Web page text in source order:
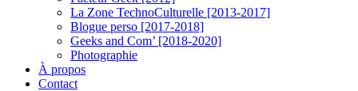
La Zone TechnoCulturelle [2013-2017]
Blogue perso [2017-2018]
Geeks and Com’ [2018-2020]
Photographie
À propos
Contact